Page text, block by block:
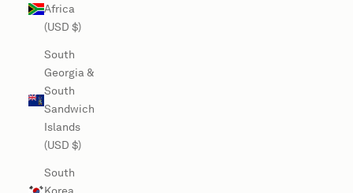
Africa
(USD $)
South
Georgia &
South
Sandwich
Islands
(USD $)
South